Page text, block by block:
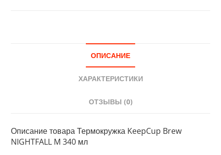
ОПИСАНИЕ
ХАРАКТЕРИСТИКИ
ОТЗЫВЫ (0)
Описание товара Термокружка KeepCup Brew
NIGHTFALL M 340 мл